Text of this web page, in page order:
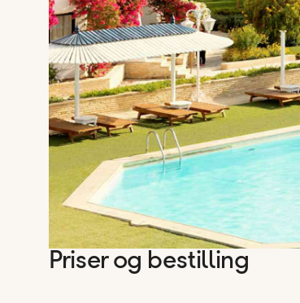
Vis bilder
Priser og bestilling